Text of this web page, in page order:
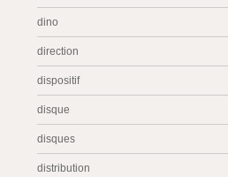
dino
direction
dispositif
disque
disques
distribution